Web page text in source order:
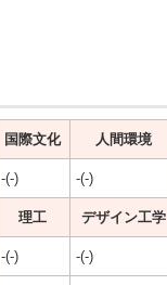
国際文化 人間環境
-(-) -(-)
理工 デザイン工学
-(-) -(-)